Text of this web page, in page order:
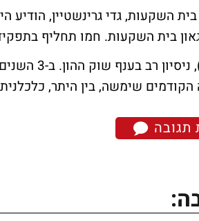
בית השקעות, גדי גרינשטיין,
בית השקעות. חמו תחליף
לחמו,
הקודמים שימשה, בין היתר,
תגובה